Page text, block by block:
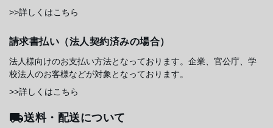
>>詳しくはこちら
請求書払い（法人契約済みの場合）
法人様向けのお支払い方法となっております。企業、官公庁、学
校法人のお客様などが対象となっております。
>>詳しくはこちら
送料・配送について